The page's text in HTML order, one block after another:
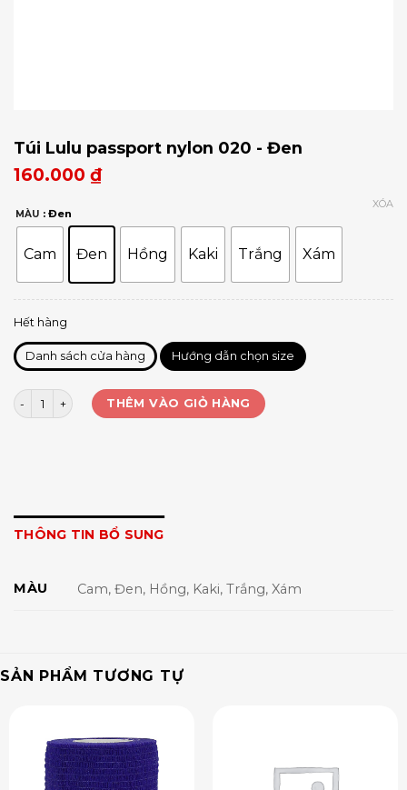
Túi Lulu passport nylon 020 - Đen
160.000 ₫
MÀU : Đen
Cam Đen Hồng Kaki Trắng Xám
XÓA
Hết hàng
Danh sách cửa hàng Hướng dẫn chọn size
Túi Lulu passport nylon 020 số lượng
THÊM VÀO GIỎ HÀNG
THÔNG TIN BỔ SUNG
MÀU Cam, Đen, Hồng, Kaki, Trắng, Xám
SẢN PHẨM TƯƠNG TỰ